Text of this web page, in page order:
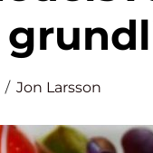
Jon Larsson